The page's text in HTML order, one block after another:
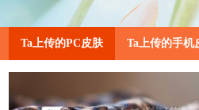
Ta上传的PC皮肤 Ta上传的手机